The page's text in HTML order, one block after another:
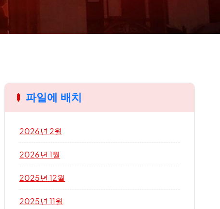
파일에 배치
2026년 2월
2026년 1월
2025년 12월
2025년 11월